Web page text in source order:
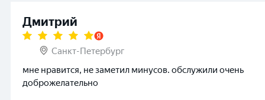
Дмитрий
Санкт-Петербург
мне нравится, не заметил минусов. обслужили очень
доброжелательно